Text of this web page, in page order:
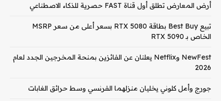
أرض المعارض تطلق أول قناة FAST حصرية للذكاء الاصطناعي
تبيع Best Buy بطاقة RTX 5080 بسعر أعلى من سعر MSRP
الخاص بـ RTX 5090
NewFest وNetflix يعلنان عن الفائزين بمنحة المخرجين الجدد لعام
2026
جورج وأمل كلوني يخليان منزلهما الفرنسي وسط حرائق الغابات